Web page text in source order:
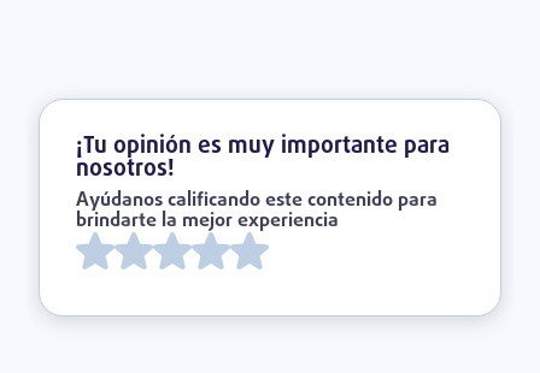
¡Tu opinión es muy importante para
nosotros!
Ayúdanos calificando este contenido para
brindarte la mejor experiencia